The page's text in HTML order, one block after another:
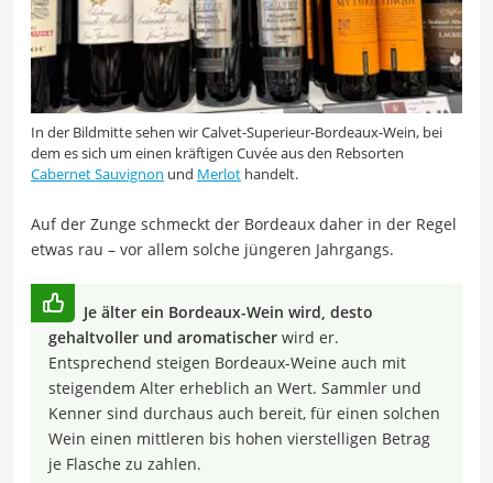
In der Bildmitte sehen wir Calvet-Superieur-Bordeaux-Wein, bei
dem es sich um einen kräftigen Cuvée aus den Rebsorten
Cabernet Sauvignon und Merlot handelt.
Auf der Zunge schmeckt der Bordeaux daher in der Regel
etwas rau – vor allem solche jüngeren Jahrgangs.
Je älter ein Bordeaux-Wein wird, desto
gehaltvoller und aromatischer wird er.
Entsprechend steigen Bordeaux-Weine auch mit
steigendem Alter erheblich an Wert. Sammler und
Kenner sind durchaus auch bereit, für einen solchen
Wein einen mittleren bis hohen vierstelligen Betrag
je Flasche zu zahlen.